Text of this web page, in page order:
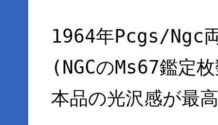
1964年Pcgs/Ngc
(NGCのMs67鑑定
本品の光沢感が最